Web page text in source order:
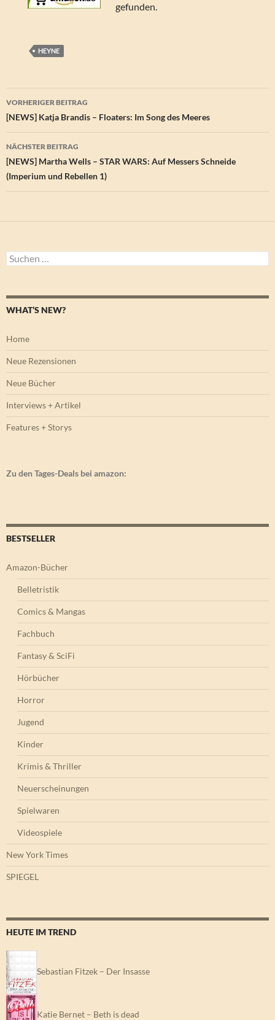
gefunden.
HEYNE
Beitragsnavigation
VORHERIGER BEITRAG
[NEWS] Katja Brandis – Floaters: Im Song des Meeres
NÄCHSTER BEITRAG
[NEWS] Martha Wells – STAR WARS: Auf Messers Schneide
(Imperium und Rebellen 1)
Suchen
nach:
WHAT’S NEW?
Home
Neue Rezensionen
Neue Bücher
Interviews + Artikel
Features + Storys
Zu den Tages-Deals bei amazon:
BESTSELLER
Amazon-Bücher
Belletristik
Comics & Mangas
Fachbuch
Fantasy & SciFi
Hörbücher
Horror
Jugend
Kinder
Krimis & Thriller
Neuerscheinungen
Spielwaren
Videospiele
New York Times
SPIEGEL
HEUTE IM TREND
Sebastian Fitzek – Der Insasse
Katie Bernet – Beth is dead